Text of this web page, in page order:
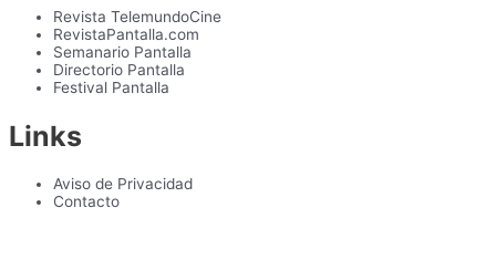
Revista TelemundoCine
RevistaPantalla.com
Semanario Pantalla
Directorio Pantalla
Festival Pantalla
Links
Aviso de Privacidad
Contacto